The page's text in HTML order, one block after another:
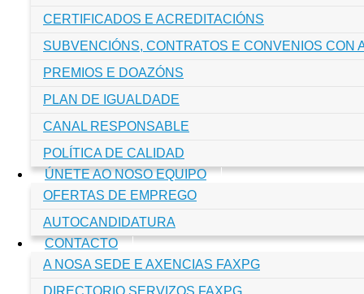
CERTIFICADOS E ACREDITACIÓNS
SUBVENCIÓNS, CONTRATOS E CONVENIOS CON
PREMIOS E DOAZÓNS
PLAN DE IGUALDADE
CANAL RESPONSABLE
POLÍTICA DE CALIDAD
ÚNETE AO NOSO EQUIPO
OFERTAS DE EMPREGO
AUTOCANDIDATURA
CONTACTO
A NOSA SEDE E AXENCIAS FAXPG
DIRECTORIO SERVIZOS FAXPG